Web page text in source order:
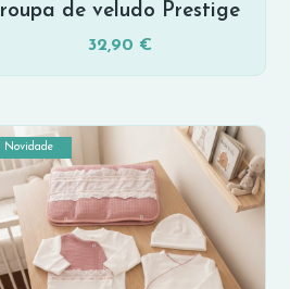
roupa de veludo Prestige
32,90 €
Novidade